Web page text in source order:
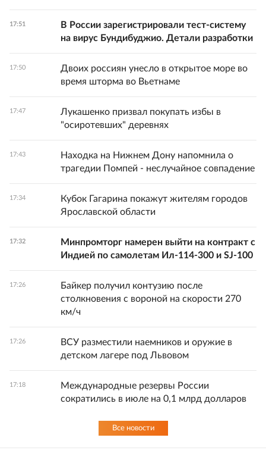
17:51
В России зарегистрировали тест-систему
на вирус Бундибуджио. Детали разработки
17:50
Двоих россиян унесло в открытое море во
время шторма во Вьетнаме
17:47
Лукашенко призвал покупать избы в
"осиротевших" деревнях
17:43
Находка на Нижнем Дону напомнила о
трагедии Помпей - неслучайное совпадение
17:34
Кубок Гагарина покажут жителям городов
Ярославской области
17:32
Минпромторг намерен выйти на контракт с
Индией по самолетам Ил-114-300 и SJ-100
17:26
Байкер получил контузию после
столкновения с вороной на скорости 270
км/ч
17:26
ВСУ разместили наемников и оружие в
детском лагере под Львовом
17:18
Международные резервы России
сократились в июле на 0,1 млрд долларов
Все новости